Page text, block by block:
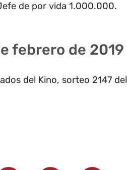
de por vida 1.000.000.
febrero de 2019
del Kino, sorteo 2147 del